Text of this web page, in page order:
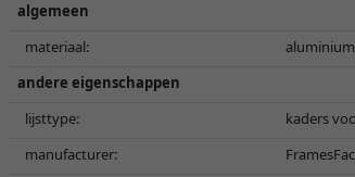
algemeen
materiaal:
aluminium
andere eigenschappen
lijsttype:
kaders
manufacturer: